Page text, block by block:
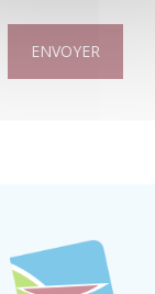
ENVOYER